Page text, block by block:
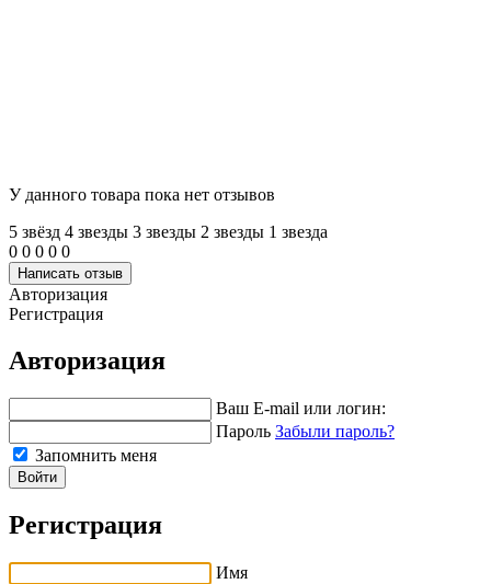
У данного товара пока нет отзывов
5 звёзд 4 звeзды 3 звeзды 2 звeзды 1 звeзда
0 0 0 0 0
Написать отзыв
Авторизация
Регистрация
Авторизация
Ваш E-mail или логин:
Пароль Забыли пароль?
Запомнить меня
Войти
Регистрация
Имя